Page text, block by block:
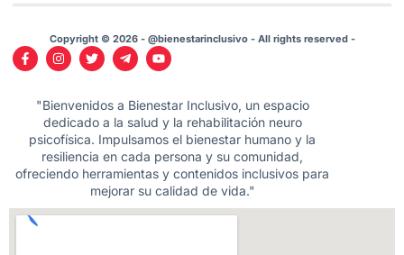
Copyright © 2026 - @bienestarinclusivo - All rights reserved -
"Bienvenidos a Bienestar Inclusivo, un espacio
dedicado a la salud y la rehabilitación neuro
psicofísica. Impulsamos el bienestar humano y la
resiliencia en cada persona y su comunidad,
ofreciendo herramientas y contenidos inclusivos para
mejorar su calidad de vida."